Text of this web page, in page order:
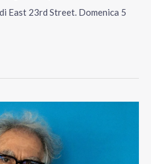
East 23rd Street. Domenica 5